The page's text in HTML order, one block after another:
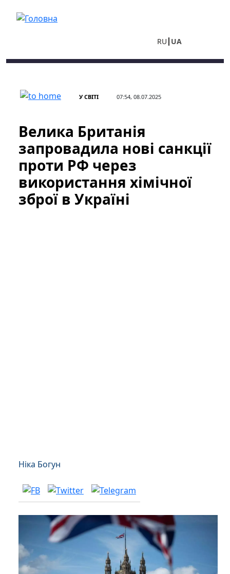
RU UA
У СВІТІ 07:54, 08.07.2025
Велика Британія
запровадила нові санкції
проти РФ через
використання хімічної
зброї в Україні
Ніка Богун